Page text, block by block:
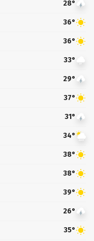
28°
36°
36°
33°
29°
37°
31°
34°
38°
38°
39°
26°
35°